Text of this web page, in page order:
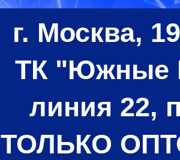
г. Москва,
ТК "Южные
линия 22,
ТОЛЬКО